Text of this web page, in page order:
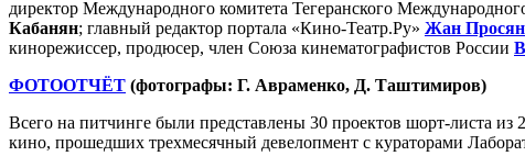
директор Международного комитета Тегеранского
Кабанян; главный редактор портала «Кино-Театр.Ру» Жан
кинорежиссер, продюсер, член Союза кинематографистов России
ФОТООТЧЁТ (фотографы: Г. Авраменко, Д. Таштимиров)
Всего на питчинге были представлены 30 проектов шорт-листа
кино, прошедших трехмесячный девелопмент с кураторами